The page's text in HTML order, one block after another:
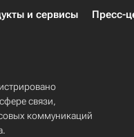
и сервисы Пресс-
связи,
коммуникаций